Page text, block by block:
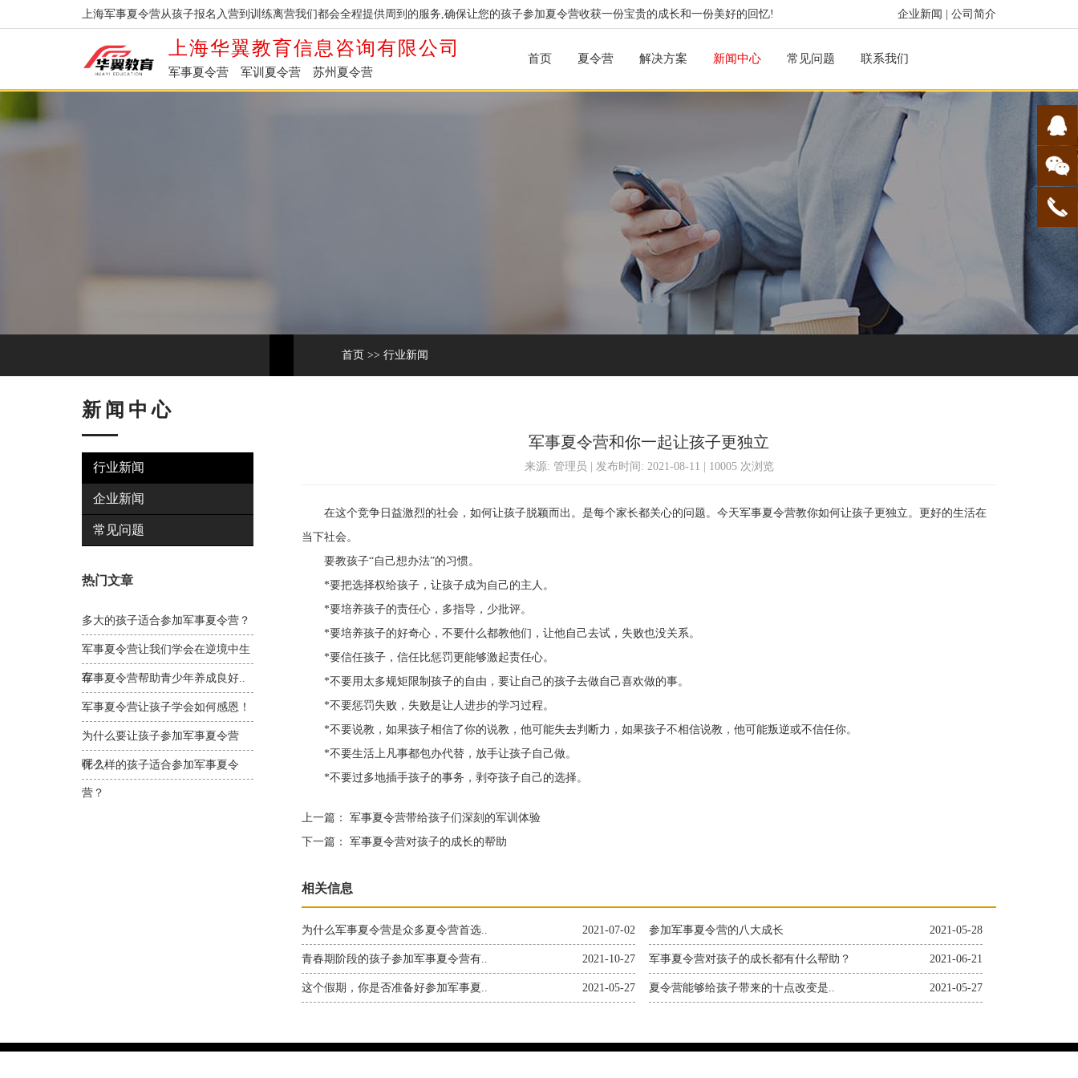
企业新闻 公司简介
上海军事夏令营从孩子报名入营到训练离营我们都会全程提供周到的服务,确保让您的孩子参加夏令营收获一份宝贵的成长和一份美好的回忆!
上海华翼教育信息咨询有限公司
军事夏令营 军训夏令营 苏州夏令营
首页 夏令营 解决方案 新闻中心 常见问题 联系我们
首页 >> 行业新闻
新闻中心
行业新闻
企业新闻
常见问题
热门文章
多大的孩子适合参加军事夏令营？
军事夏令营让我们学会在逆境中生
存
军事夏令营帮助青少年养成良好..
军事夏令营让孩子学会如何感恩！
为什么要让孩子参加军事夏令营
呢？
什么样的孩子适合参加军事夏令
营？
军事夏令营和你一起让孩子更独立
来源: 管理员 | 发布时间: 2021-08-11 | 10005 次浏览
在这个竞争日益激烈的社会，如何让孩子脱颖而出。是每个家长都关心的问题。今天军事夏令营教你如何让孩子更独立。更好的生活在
当下社会。
要教孩子“自己想办法”的习惯。
*要把选择权给孩子，让孩子成为自己的主人。
*要培养孩子的责任心，多指导，少批评。
*要培养孩子的好奇心，不要什么都教他们，让他自己去试，失败也没关系。
*要信任孩子，信任比惩罚更能够激起责任心。
*不要用太多规矩限制孩子的自由，要让自己的孩子去做自己喜欢做的事。
*不要惩罚失败，失败是让人进步的学习过程。
*不要说教，如果孩子相信了你的说教，他可能失去判断力，如果孩子不相信说教，他可能叛逆或不信任你。
*不要生活上凡事都包办代替，放手让孩子自己做。
*不要过多地插手孩子的事务，剥夺孩子自己的选择。
上一篇：
军事夏令营带给孩子们深刻的军训体验
下一篇：
军事夏令营对孩子的成长的帮助
相关信息
2021-07-02
为什么军事夏令营是众多夏令营首选.. 2021-05-28
参加军事夏令营的八大成长
2021-10-27
青春期阶段的孩子参加军事夏令营有.. 2021-06-21
军事夏令营对孩子的成长都有什么帮助？
2021-05-27
这个假期，你是否准备好参加军事夏.. 2021-05-27
夏令营能够给孩子带来的十点改变是..